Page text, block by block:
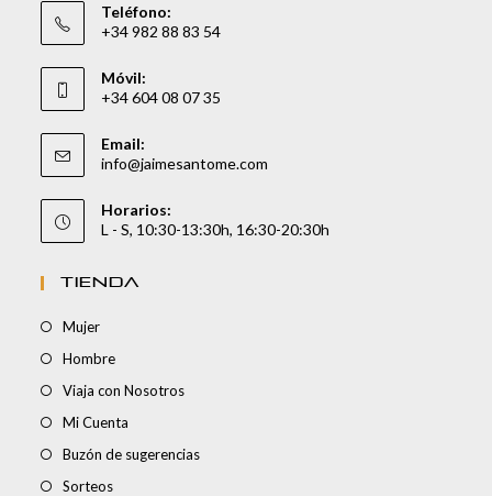
Teléfono:
+34 982 88 83 54
Móvil:
+34 604 08 07 35
Email:
info@jaimesantome.com
Horarios:
L - S, 10:30-13:30h, 16:30-20:30h
TIENDA
Mujer
Hombre
Viaja con Nosotros
Mi Cuenta
Buzón de sugerencias
Sorteos